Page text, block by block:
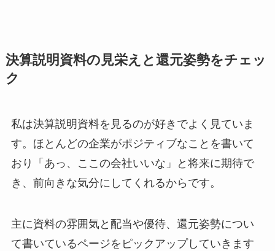
決算説明資料の見栄えと還元姿勢をチェッ
ク
私は決算説明資料を見るのが好きでよく見ていま
す。ほとんどの企業がポジティブなことを書いて
おり「あっ、ここの会社いいな」と将来に期待で
き、前向きな気分にしてくれるからです。
主に資料の雰囲気と配当や優待、還元姿勢につい
て書いているページをピックアップしていきます